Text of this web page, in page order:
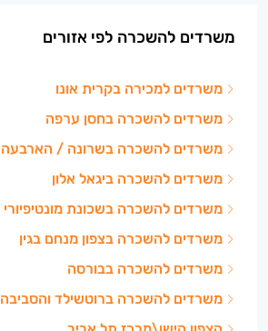
משרדים להשכרה לפי אזורים
משרדים למכירה בקרית אונו
משרדים להשכרה בחסן ערפה
משרדים להשכרה בשרונה / הארבעה
משרדים להשכרה ביגאל אלון
משרדים להשכרה בשכונת מונטיפיורי
משרדים להשכרה בצפון מנחם בגין
משרדים להשכרה בבורסה
משרדים להשכרה ברוטשילד והסביבה